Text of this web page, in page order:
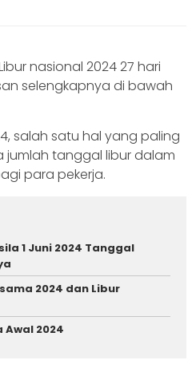
nasional 2024 27 hari
selengkapnya di bawah
salah satu hal yang paling
tanggal libur dalam
para pekerja.
1 Juni 2024 Tanggal
2024 dan Libur
Awal 2024